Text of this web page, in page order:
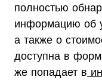
полностью
информацию об
а также о
доступна в
же попадает в